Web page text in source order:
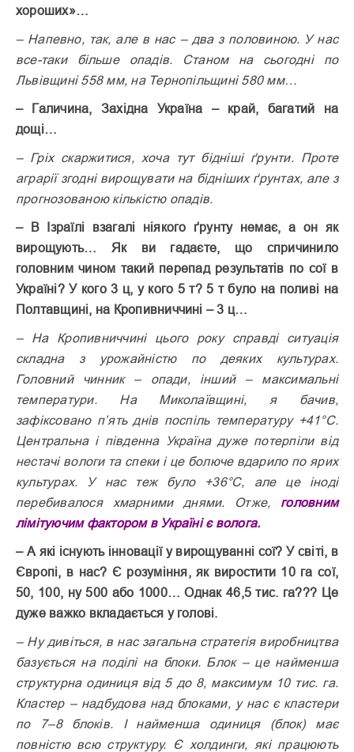
хороших»…
– Напевно, так, але в нас – два з половиною. У нас
все-таки більше опадів. Станом на сьогодні по
Львівщині 558 мм, на Тернопільщині 580 мм…
– Галичина, Західна Україна – край, багатий на
дощі…
– Гріх скаржитися, хоча тут бідніші ґрунти. Проте
аграрії згодні вирощувати на бідніших ґрунтах, але з
прогнозованою кількістю опадів.
– В Ізраїлі взагалі ніякого ґрунту немає, а он як
вирощують… Як ви гадаєте, що спричинило
головним чином такий перепад результатів по сої в
Україні? У кого 3 ц, у кого 5 т? 5 т було на поливі на
Полтавщині, на Кропивниччині – 3 ц…
– На Кропивниччині цього року справді ситуація
складна з урожайністю по деяких культурах.
Головний чинник – опади, інший – максимальні
температури. На Миколаївщині, я бачив,
зафіксовано п’ять днів поспіль температуру +41°С.
Центральна і південна Україна дуже потерпіли від
нестачі вологи та спеки і це болюче вдарило по ярих
культурах. У нас теж було +36°С, але це іноді
перебивалося хмарними днями. Отже, головним
лімітуючим фактором в Україні є волога.
– А які існують інновації у вирощуванні сої? У світі, в
Європі, в нас? Є розуміння, як виростити 10 га сої,
50, 100, ну 500 або 1000… Однак 46,5 тис. га??? Це
дуже важко вкла­дається у голові.
– Ну дивіться, в нас загальна стратегія виробництва
базується на поділі на блоки. Блок – це найменша
структурна одиниця від 5 до 8, максимум 10 тис. га.
Кластер – надбудова над блоками, у нас є кластери
по 7–8 блоків. І найменша одиниця (блок) має
повністю всю структуру. Є холдинги, які працюють